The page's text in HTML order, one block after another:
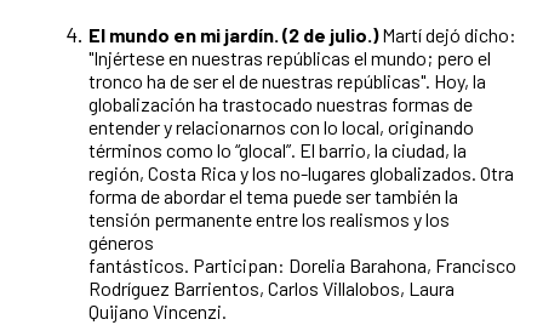
El mundo en mi jardín. (2 de julio.)Martí dejó dicho:
"Injértese en nuestras repúblicas el mundo; pero el
tronco ha de ser el de nuestras repúblicas". Hoy, la
globalización ha trastocado nuestras formas de
entender y relacionarnos con lo local, originando
términos como lo “glocal”. El barrio, la ciudad, la
región, Costa Rica y los no-lugares globalizados. Otra
forma de abordar el tema puede ser también la
tensión permanente entre los realismos y los
géneros
fantásticos. Participan: Dorelia Barahona, Francisco
Rodríguez Barrientos, Carlos Villalobos, Laura
Quijano Vincenzi.